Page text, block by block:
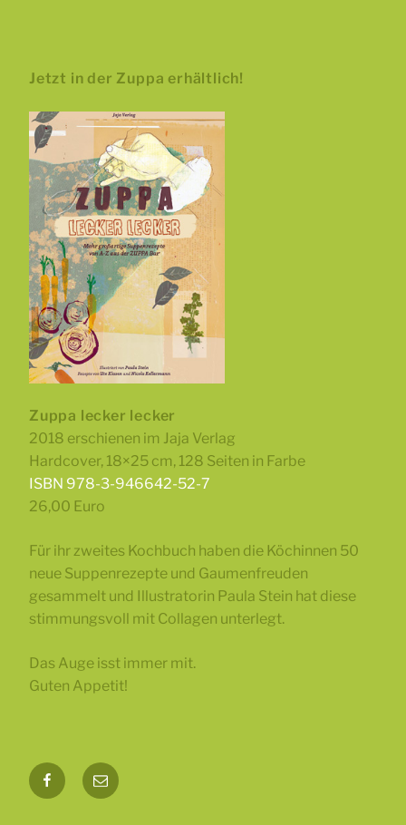
Jetzt in der Zuppa erhältlich!
Zuppa lecker lecker
2018 erschienen im Jaja Verlag
Hardcover, 18×25 cm, 128 Seiten in Farbe
ISBN 978-3-946642-52-7
26,00 Euro
Für ihr zweites Kochbuch haben die Köchinnen 50
neue Suppenrezepte und Gaumenfreuden
gesammelt und Illustratorin Paula Stein hat diese
stimmungsvoll mit Collagen unterlegt.
Das Auge isst immer mit.
Guten Appetit!
FacebookMail